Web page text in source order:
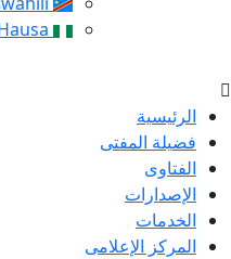
الرئيسية
فضيلة المفتى
الفتاوى
الإصدارات
الخدمات
المركز الإعلامى